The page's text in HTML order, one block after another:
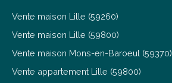
Vente maison Lille (59260)
Vente maison Lille (59800)
Vente maison Mons-en-Baroeul (59370)
Vente appartement Lille (59800)